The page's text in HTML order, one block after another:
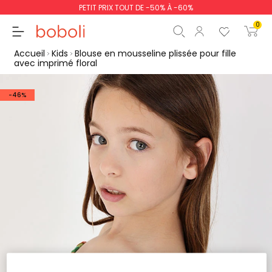
PETIT PRIX TOUT DE -50% À -60%
0
poursuit Commencer la
Accueil Kids Blouse en mousseline plissée pour fille
avec imprimé floral
-46%